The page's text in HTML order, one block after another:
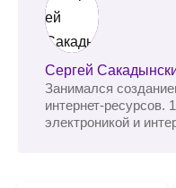
Сергей
Занимался
интернет-ресурсов.
электроникой и